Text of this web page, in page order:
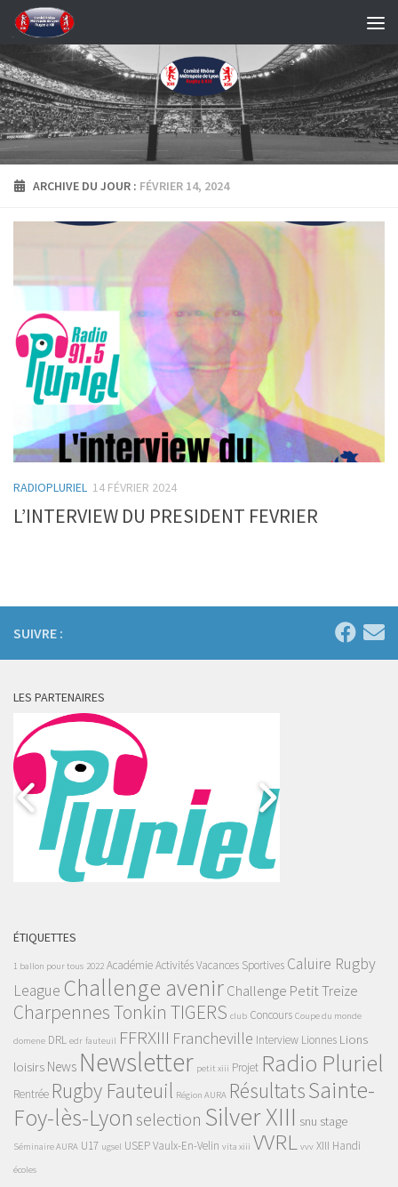
Skip to content
ARCHIVE DU JOUR : FÉVRIER 14, 2024
RADIOPLURIEL 14 FÉVRIER 2024
L’INTERVIEW DU PRESIDENT FEVRIER
SUIVRE :
LES PARTENAIRES
ÉTIQUETTES
1 ballon pour tous 2022 AcadémieActivités Vacances Sportives Caluire Rugby
League Challenge avenirChallenge Petit Treize
Charpennes Tonkin TIGERS club Concours Coupe du monde
domene DRL edr fauteuil FFRXIII Francheville Interview Lionnes Lions
loisirs News Newsletter petit xiii Projet Radio Pluriel
Rentrée Rugby Fauteuil Région AURA RésultatsSainte-
Foy-lès-Lyon selection Silver XIII snu stage
Séminaire AURA U17 ugsel USEPVaulx-En-Velin vita xiii VVRL vvv XIII Handi
écoles